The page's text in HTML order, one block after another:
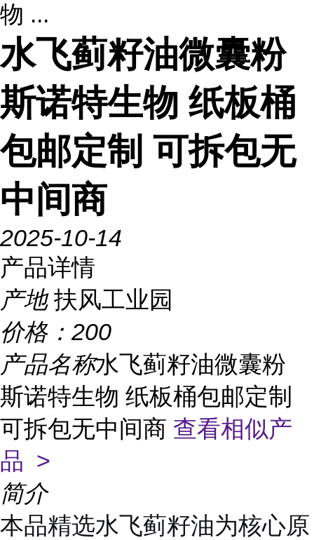
物 ...
水飞蓟籽油微囊粉
斯诺特生物 纸板桶
包邮定制 可拆包无
中间商
2025-10-14
产品详情
产地 扶风工业园
价格： 200
产品名称水飞蓟籽油微囊粉
斯诺特生物 纸板桶包邮定制
可拆包无中间商 查看相似产
品 >
简介
本品精选水飞蓟籽油为核心原